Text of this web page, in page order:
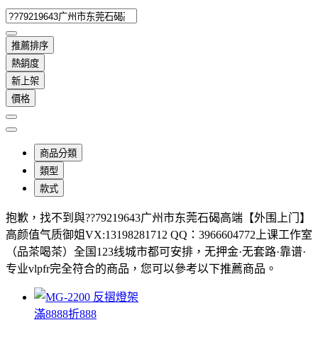
推薦排序
熱銷度
新上架
價格
商品分類
類型
款式
抱歉， 找不到與??79219643广州市东莞石碣高端【外围上门】
高颜值气质御姐VX:13198281712 QQ：3966604772上课工作室
（品茶喝茶）全国123线城市都可安排，无押金·无套路·靠谱·
专业vlpfr完全符合的商品，您可以參考以下推薦商品 。
滿8888折888